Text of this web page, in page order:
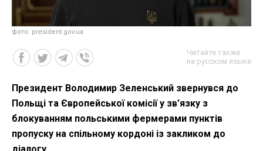
фото: president.gov.ua
Читайте также
на русском языке
Президент Володимир Зеленський звернувся до
Польщі та Європейської комісії у зв’язку з
блокуванням польськими фермерами пунктів
пропуску на спільному кордоні із закликом до
діалогу